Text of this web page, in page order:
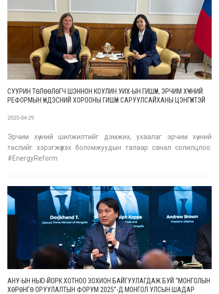
СУУРИН ТӨЛӨӨЛӨГЧ ШЭННОН КОУЛИН УИХ-ЫН ГИШҮҮН, ЭРЧИМ ХҮЧНИЙ
РЕФОРМЫН ҮНДЭСНИЙ ХОРООНЫ ГИШҮҮН САРУУЛСАЙХАНЫ ЦЭНГҮҮНТЭЙ
ТАЛААР ЯРИЛЦЛАА
2025-04-29
Эрчим хүчний шилжилтийг дэмжих, ухаалаг эрчим хүчний
төслийг хэрэгжүүлэх боломжуудын талаар санал солилцлоо.
#EnergyReform
АНУ-ЫН НЬЮ-ЙОРК ХОТНОО ЗОХИОН БАЙГУУЛАГДАЖ БУЙ “МОНГОЛЫН
ХӨРӨНГӨ ОРУУЛАЛТЫН ФОРУМ 2025”-Д МОНГОЛ УЛСЫН ШАДАР